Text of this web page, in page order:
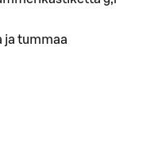
ja tummaa